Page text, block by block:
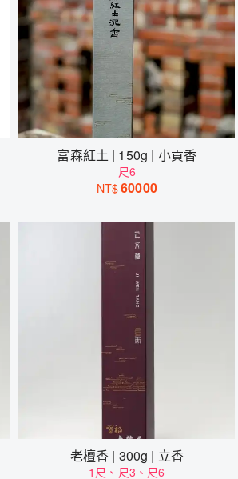
富森紅土 | 150g | 小貢香
尺6
NT$60000
老檀香 | 300g | 立香
1尺、尺3、尺6